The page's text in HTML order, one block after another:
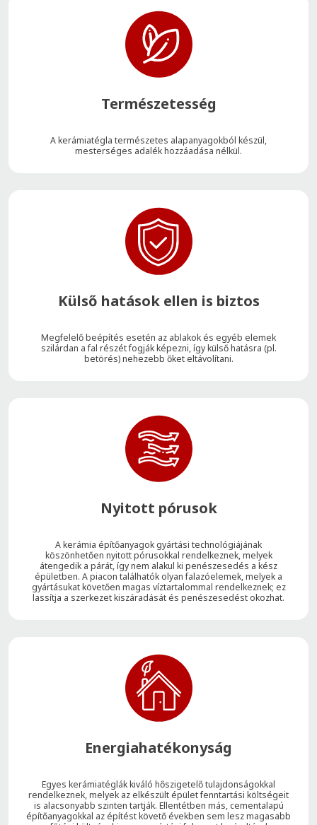
Természetesség
A kerámiatégla természetes alapanyagokból készül,
mesterséges adalék hozzáadása nélkül.
Külső hatások ellen is biztos
Megfelelő beépítés esetén az ablakok és egyéb elemek
szilárdan a fal részét fogják képezni, így külső hatásra (pl.
betörés) nehezebb őket eltávolítani.
Nyitott pórusok
A kerámia építőanyagok gyártási technológiájának
köszönhetően nyitott pórusokkal rendelkeznek, melyek
átengedik a párát, így nem alakul ki penészesedés a kész
épületben. A piacon találhatók olyan falazóelemek, melyek a
gyártásukat követően magas víztartalommal rendelkeznek; ez
lassítja a szerkezet kiszáradását és penészesedést okozhat.
Energiahatékonyság
Egyes kerámiatéglák kiváló hőszigetelő tulajdonságokkal
rendelkeznek, melyek az elkészült épület fenntartási költségeit
is alacsonyabb szinten tartják. Ellentétben más, cementalapú
építőanyagokkal az építést követő években sem lesz magasabb